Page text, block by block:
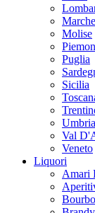
Marche
Molise
Puglia
Sicilia
Umbria
Val
Veneto
Liquori
Amari